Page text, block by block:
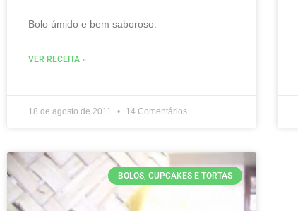
Bolo úmido e bem saboroso.
VER RECEITA »
18 de agosto de 2011 14 Comentários
BOLOS, CUPCAKES E TORTAS